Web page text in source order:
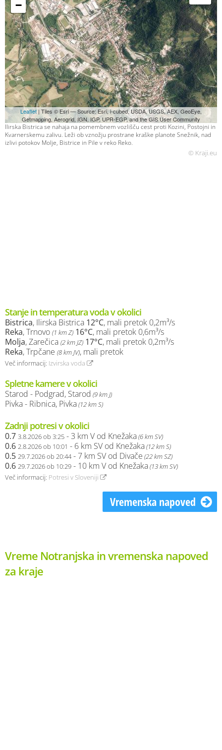
−
Leaflet | Tiles © Esri — Source: Esri, i-cubed, USDA, USGS, AEX, GeoEye,
Getmapping, Aerogrid, IGN, IGP, UPR-EGP, and the GIS User Community
Ilirska Bistrica se nahaja na pomembnem vozlišču cest proti Kozini, Postojni in
Kvarnerskemu zalivu. Leži ob vznožju prostrane kraške planote Snežnik, nad
izlivi potokov Molje, Bistrice in Pile v reko Reko.
© Kraji.eu
Stanje in temperatura voda v okolici
Bistrica, Ilirska Bistrica 12°C, mali pretok 0,2m³/s
Reka, Trnovo (1 km Z) 16°C, mali pretok 0,6m³/s
Molja, Zarečica (2 km JZ) 17°C, mali pretok 0,2m³/s
Reka, Trpčane (8 km JV), mali pretok
Več informacij: Izvirska voda
Spletne kamere v okolici
Starod - Podgrad, Starod (9 km J)
Pivka - Ribnica, Pivka(12 km S)
Zadnji potresi v okolici
0.7 3.8.2026 ob 3:25 - 3 km V od Knežaka(6 km SV)
0.6 2.8.2026 ob 10:01 - 6 km SV od Knežaka(12 km S)
0.5 29.7.2026 ob 20:44- 7 km SV od Divače (22 km SZ)
0.6 29.7.2026 ob 10:29 - 10 km V od Knežaka(13 km SV)
Več informacij: Potresi v Sloveniji
Vremenska napoved
Vreme Notranjska in vremenska napoved
za kraje